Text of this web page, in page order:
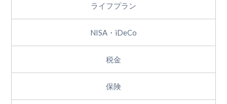
ライフプラン
NISA・iDeCo
税金
保険